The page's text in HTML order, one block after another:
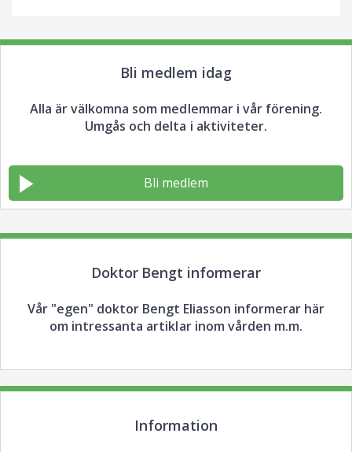
Bli medlem idag
Alla är välkomna som medlemmar i vår förening.
Umgås och delta i aktiviteter.
Bli medlem
Doktor Bengt informerar
Vår "egen" doktor Bengt Eliasson informerar här
om intressanta artiklar inom vården m.m.
Information